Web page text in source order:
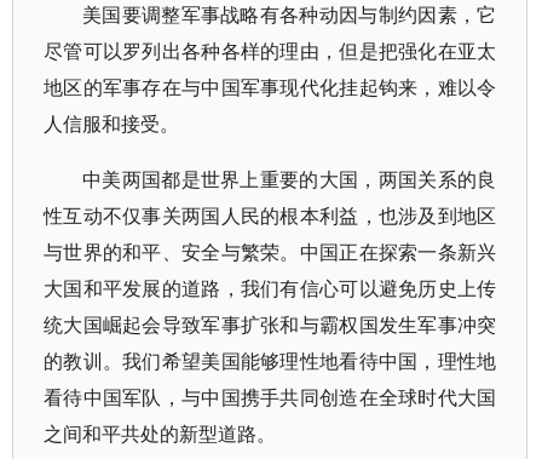
美国要调整军事战略有各种动因与制约因素，它
尽管可以罗列出各种各样的理由，但是把强化在亚太
地区的军事存在与中国军事现代化挂起钩来，难以令
人信服和接受。
中美两国都是世界上重要的大国，两国关系的良
性互动不仅事关两国人民的根本利益，也涉及到地区
与世界的和平、安全与繁荣。中国正在探索一条新兴
大国和平发展的道路，我们有信心可以避免历史上传
统大国崛起会导致军事扩张和与霸权国发生军事冲突
的教训。我们希望美国能够理性地看待中国，理性地
看待中国军队，与中国携手共同创造在全球时代大国
之间和平共处的新型道路。